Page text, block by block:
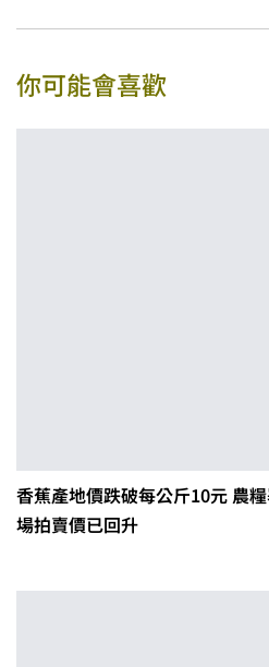
你可能會喜歡
香蕉產地價跌破每公斤10元 農
場拍賣價已回升